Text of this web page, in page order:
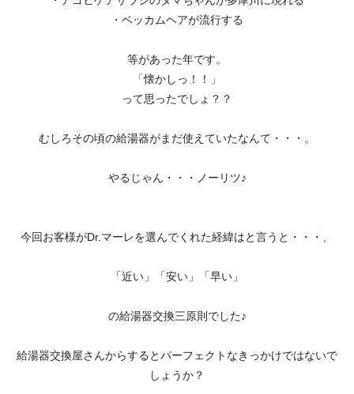
・ベッカムヘアが流行する
等があった年です。
「懐かしっ！！」
って思ったでしょ？？
むしろその頃の給湯器がまだ使えていたなんて・・・。
やるじゃん・・・ノーリツ♪
今回お客様がDr.マーレを選んでくれた経緯はと言うと・・・、
「近い」「安い」「早い」
の給湯器交換三原則でした♪
給湯器交換屋さんからするとパーフェクトなきっかけではないで
しょうか？